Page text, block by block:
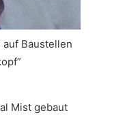
Baustellen
Mist gebaut